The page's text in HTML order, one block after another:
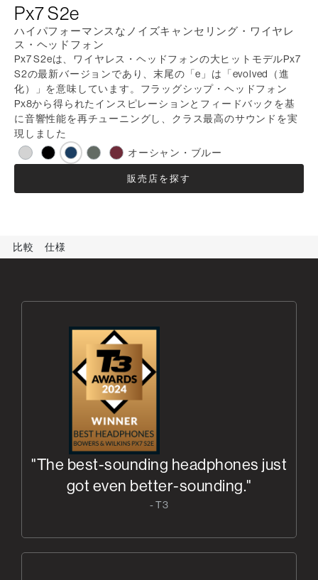
Px7 S2e
ハイパフォーマンスなノイズキャンセリング・ワイヤレ
ス・ヘッドフォン
Px7 S2eは、ワイヤレス・ヘッドフォンの大ヒットモデルPx7
S2の最新バージョンであり、末尾の「e」は「evolved（進
化）」を意味しています。フラッグシップ・ヘッドフォン
Px8から得られたインスピレーションとフィードバックを基
に音響性能を再チューニングし、クラス最高のサウンドを実
現しました
オーシャン・ブルー
販売店を探す
比較 仕様
"The best-sounding headphones just
got even better-sounding."
- T3